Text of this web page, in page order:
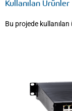
Kullanılan Ürünler
Bu projede kullanılan